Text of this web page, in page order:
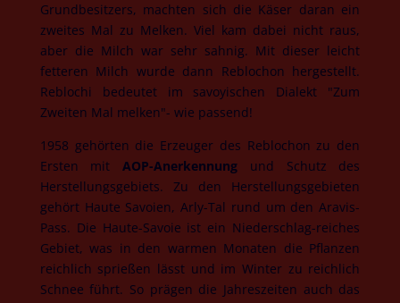
Grundbesitzers, machten sich die Käser daran ein
zweites Mal zu Melken. Viel kam dabei nicht raus,
aber die Milch war sehr sahnig. Mit dieser leicht
fetteren Milch wurde dann Reblochon hergestellt.
Reblochi bedeutet im savoyischen Dialekt "Zum
Zweiten Mal melken"- wie passend!
1958 gehörten die Erzeuger des Reblochon zu den
Ersten mitAOP-Anerkennung und Schutz des
Herstellungsgebiets. Zu den Herstellungsgebieten
gehört Haute Savoien, Arly-Tal rund um den Aravis-
Pass. Die Haute-Savoie ist ein Niederschlag-reiches
Gebiet, was in den warmen Monaten die Pflanzen
reichlich sprießen lässt und im Winter zu reichlich
Schnee führt. So prägen die Jahreszeiten auch das